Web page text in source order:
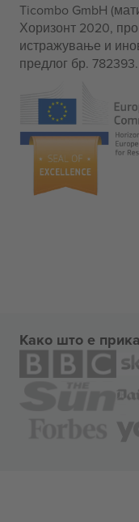
Ticombo GmbH
Хоризонт 2020,
истражување и
предлог бр. 782393.
Како што е